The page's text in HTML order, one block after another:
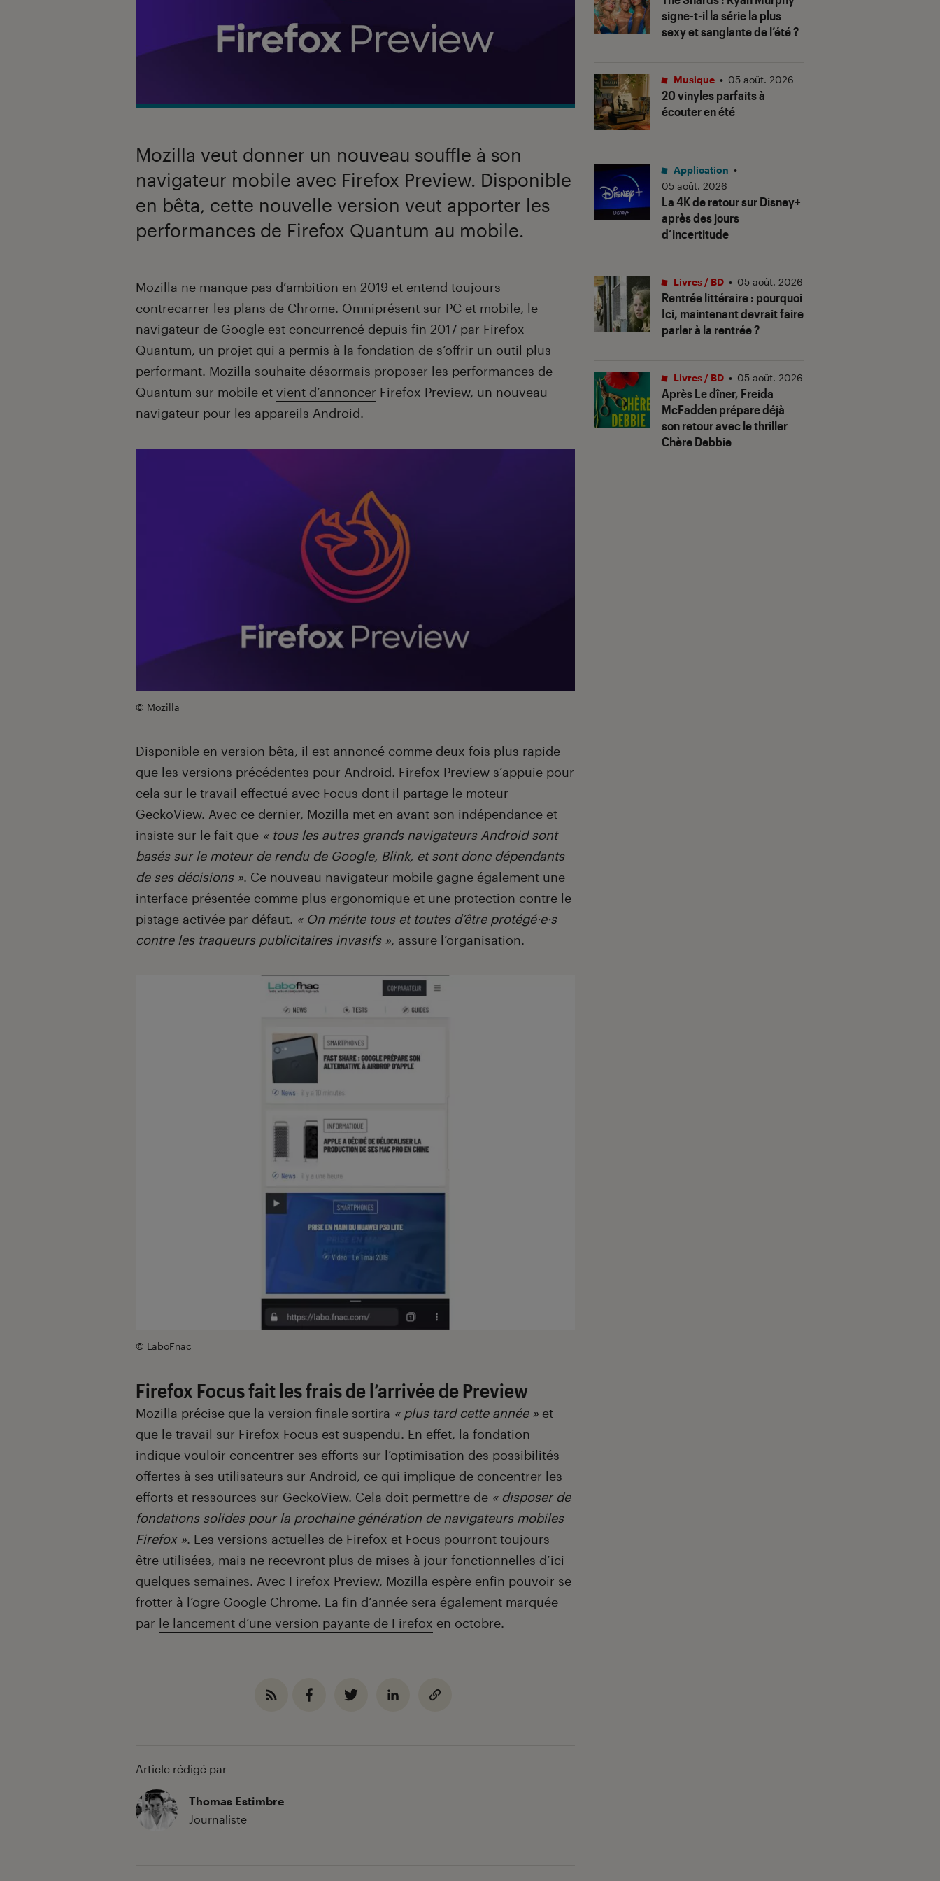
Mozilla veut donner un nouveau souffle à son
navigateur mobile avec Firefox Preview. Disponible
en bêta, cette nouvelle version veut apporter les
performances de Firefox Quantum au mobile.
Introduction
Mozilla ne manque pas d’ambition en 2019 et entend toujours
contrecarrer les plans de Chrome. Omniprésent sur PC et mobile, le
navigateur de Google est concurrencé depuis fin 2017 par Firefox
Quantum, un projet qui a permis à la fondation de s’offrir un outil plus
performant. Mozilla souhaite désormais proposer les performances de
Quantum sur mobile et vient d’annoncer Firefox Preview, un nouveau
navigateur pour les appareils Android.
© Mozilla
Disponible en version bêta, il est annoncé comme deux fois plus rapide
que les versions précédentes pour Android. Firefox Preview s’appuie pour
cela sur le travail effectué avec Focus dont il partage le moteur
GeckoView. Avec ce dernier, Mozilla met en avant son indépendance et
insiste sur le fait que « tous les autres grands navigateurs Android sont
basés sur le moteur de rendu de Google, Blink, et sont donc dépendants
de ses décisions ». Ce nouveau navigateur mobile gagne également une
interface présentée comme plus ergonomique et une protection contre le
pistage activée par défaut. « On mérite tous et toutes d’être protégé·e·s
contre les traqueurs publicitaires invasifs », assure l’organisation.
© LaboFnac
Firefox Focus fait les frais de l’arrivée de Preview
Mozilla précise que la version finale sortira « plus tard cette année » et
que le travail sur Firefox Focus est suspendu. En effet, la fondation
indique vouloir concentrer ses efforts sur l’optimisation des possibilités
offertes à ses utilisateurs sur Android, ce qui implique de concentrer les
efforts et ressources sur GeckoView. Cela doit permettre de « disposer de
fondations solides pour la prochaine génération de navigateurs mobiles
Firefox ». Les versions actuelles de Firefox et Focus pourront toujours
être utilisées, mais ne recevront plus de mises à jour fonctionnelles d’ici
quelques semaines. Avec Firefox Preview, Mozilla espère enfin pouvoir se
frotter à l’ogre Google Chrome. La fin d’année sera également marquée
par le lancement d’une version payante de Firefox en octobre.
Article rédigé par
Thomas Estimbre
Journaliste
signe-t-il la série la plus
sexy et sanglante de l’été ?
20 vinyles parfaits à
écouter en été
Musique • 05 août. 2026
La 4K de retour sur Disney+
après des jours
d’incertitude
Application •
05 août. 2026
Rentrée littéraire : pourquoi
Ici, maintenant devrait faire
parler à la rentrée ?
Livres / BD • 05 août. 2026
AprèsLe dîner, Freida
McFadden prépare déjà
son retour avec le thriller
Chère Debbie
Livres / BD • 05 août. 2026